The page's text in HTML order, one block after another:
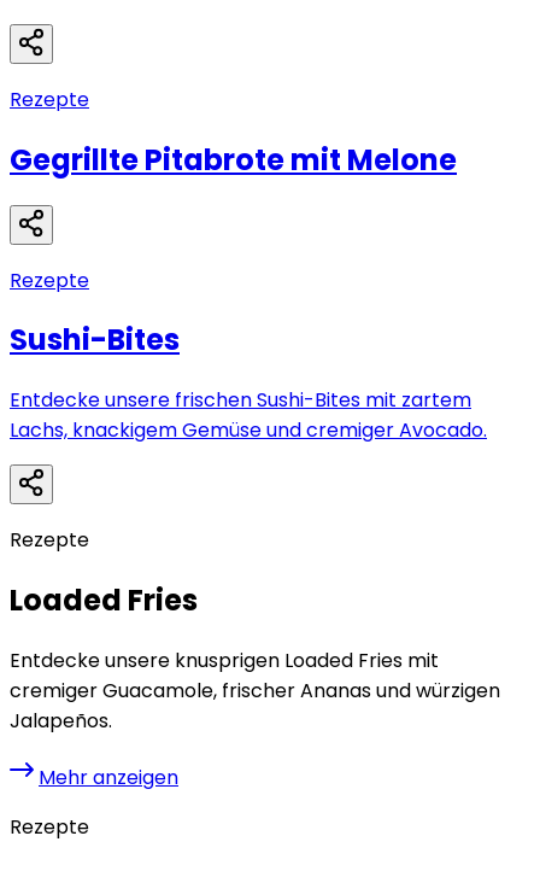
Rezepte
Gegrillte Pitabrote mit Melone
Rezepte
Sushi-Bites
Entdecke unsere frischen Sushi-Bites mit zartem
Lachs, knackigem Gemüse und cremiger Avocado.
Rezepte
Loaded Fries
Entdecke unsere knusprigen Loaded Fries mit
cremiger Guacamole, frischer Ananas und würzigen
Jalapeños.
Mehr anzeigen
Rezepte